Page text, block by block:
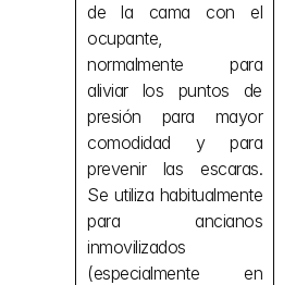
de la cama con el
ocupante,
normalmente para
aliviar los puntos de
presión para mayor
comodidad y para
prevenir las escaras.
Se utiliza habitualmente
para ancianos
inmovilizados
(especialmente en